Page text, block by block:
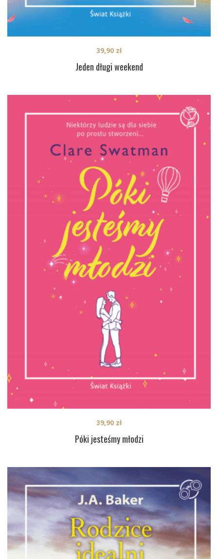
Jeden długi weekend
39,90 zł
Póki jesteśmy młodzi
39,90 zł